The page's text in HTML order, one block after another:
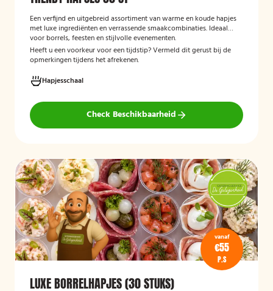
Een verfijnd en uitgebreid assortiment van warme en koude hapjes
met luxe ingrediënten en verrassende smaakcombinaties. Ideaal
voor borrels, feesten en stijlvolle evenementen.
Heeft u een voorkeur voor een tijdstip? Vermeld dit gerust bij de
opmerkingen tijdens het afrekenen.
Hapjesschaal
Check Beschikbaarheid
vanaf
€55
P.S
LUXE BORRELHAPJES (30 STUKS)